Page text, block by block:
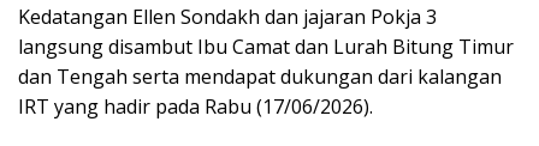
Kedatangan Ellen Sondakh dan jajaran Pokja 3
langsung disambut Ibu Camat dan Lurah Bitung Timur
dan Tengah serta mendapat dukungan dari kalangan
IRT yang hadir pada Rabu (17/06/2026).